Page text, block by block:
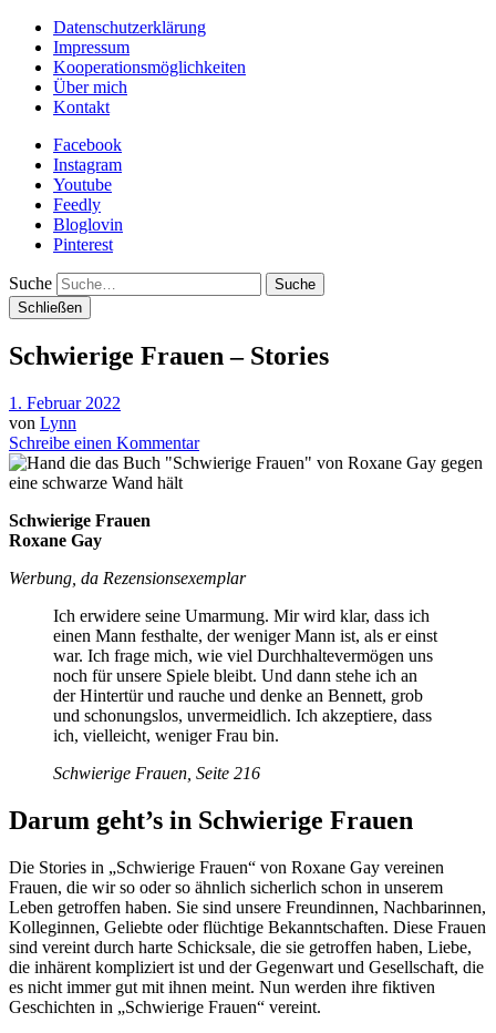
Datenschutzerklärung
Impressum
Kooperationsmöglichkeiten
Über mich
Kontakt
Facebook
Instagram
Youtube
Feedly
Bloglovin
Pinterest
Suche
Schließen
Schwierige Frauen – Stories
1. Februar 2022
von Lynn
Schreibe einen Kommentar
Schwierige Frauen
Roxane Gay
Werbung, da Rezensionsexemplar
Ich erwidere seine Umarmung. Mir wird klar, dass ich
einen Mann festhalte, der weniger Mann ist, als er einst
war. Ich frage mich, wie viel Durchhaltevermögen uns
noch für unsere Spiele bleibt. Und dann stehe ich an
der Hintertür und rauche und denke an Bennett, grob
und schonungslos, unvermeidlich. Ich akzeptiere, dass
ich, vielleicht, weniger Frau bin.
Schwierige Frauen, Seite 216
Darum geht’s in Schwierige Frauen
Die Stories in „Schwierige Frauen“ von Roxane Gay vereinen
Frauen, die wir so oder so ähnlich sicherlich schon in unserem
Leben getroffen haben. Sie sind unsere Freundinnen, Nachbarinnen,
Kolleginnen, Geliebte oder flüchtige Bekanntschaften. Diese Frauen
sind vereint durch harte Schicksale, die sie getroffen haben, Liebe,
die inhärent kompliziert ist und der Gegenwart und Gesellschaft, die
es nicht immer gut mit ihnen meint. Nun werden ihre fiktiven
Geschichten in „Schwierige Frauen“ vereint.